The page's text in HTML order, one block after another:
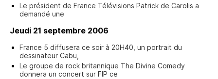
Le président de France Télévisions Patrick de Carolis a
demandé une
Jeudi 21 septembre 2006
France 5 diffusera ce soir à 20H40, un portrait du
dessinateur Cabu,
Le groupe de rock britannique The Divine Comedy
donnera un concert sur FIP ce